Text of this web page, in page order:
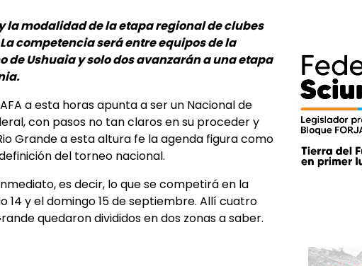
la modalidad de la etapa regional de clubes
competencia será entre equipos de la
de Ushuaia y solo dos avanzarán a una etapa
a esta horas apunta a ser un Nacional de
con pasos no tan claros en su proceder y
Grande a esta altura fe la agenda figura como
del torneo nacional.
es decir, lo que se competirá en la
14 y el domingo 15 de septiembre. Allí cuatro
quedaron divididos en dos zonas a saber.